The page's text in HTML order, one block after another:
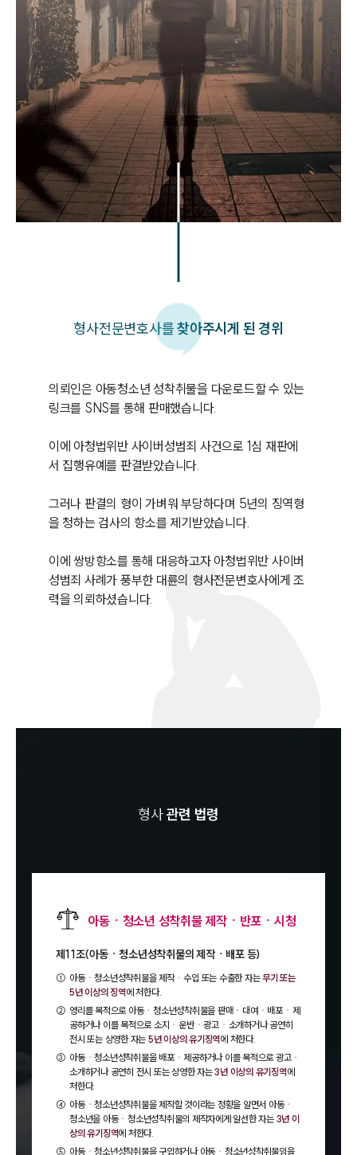
형사전문변호사를찾아주시게 된 경위
의뢰인은 아동청소년 성착취물을 다운로드할 수 있는
링크를 SNS를 통해 판매했습니다.
이에 아청법위반 사이버성범죄 사건으로 1심 재판에
서 집행유예를 판결받았습니다.
그러나 판결의 형이 가벼워 부당하다며 5년의 징역형
을 청하는 검사의 항소를 제기받았습니다.
이에 쌍방항소를 통해 대응하고자 아청법위반 사이버
성범죄 사례가 풍부한 대륜의 형사전문변호사에게 조
력을 의뢰하셨습니다.
형사관련 법령
아동ㆍ청소년 성착취물 제작ㆍ반포ㆍ시청
제11조(아동ㆍ청소년성착취물의 제작ㆍ배포 등)
① 아동ㆍ청소년성착취물을 제작ㆍ수입 또는 수출한 자는무기 또는
5년 이상의 징역에 처한다.
② 영리를 목적으로 아동ㆍ청소년성착취물을 판매ㆍ대여ㆍ배포ㆍ제
공하거나 이를 목적으로 소지ㆍ운반ㆍ광고ㆍ소개하거나 공연히
전시 또는 상영한 자는 5년 이상의 유기징역에 처한다.
③ 아동ㆍ청소년성착취물을 배포ㆍ제공하거나 이를 목적으로 광고ㆍ
소개하거나 공연히 전시 또는 상영한 자는3년 이상의 유기징역에
처한다.
④ 아동ㆍ청소년성착취물을 제작할 것이라는 정황을 알면서 아동ㆍ
청소년을 아동ㆍ청소년성착취물의 제작자에게 알선한 자는 3년 이
상의 유기징역에 처한다.
⑤ 아동ㆍ청소년성착취물을 구입하거나 아동ㆍ청소년성착취물임을